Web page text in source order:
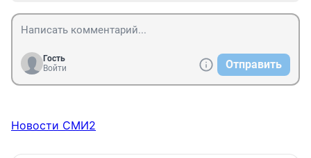
Гость
Войти
Отправить
Новости СМИ2